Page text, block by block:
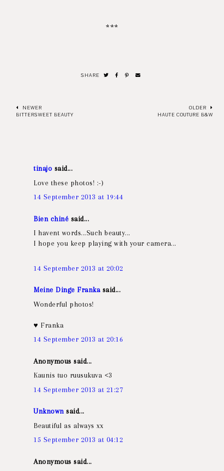
***
SHARE
NEWER
BITTERSWEET BEAUTY
OLDER
HAUTE COUTURE B&W
tinajo said...
Love these photos! :-)
14 September 2013 at 19:44
Bien chiné said...
I havent words...Such beauty...
I hope you keep playing with your camera...
14 September 2013 at 20:02
Meine Dinge Frankasaid...
Wonderful photos!
♥ Franka
14 September 2013 at 20:16
Anonymous said...
Kaunis tuo ruusukuva <3
14 September 2013 at 21:27
Unknownsaid...
Beautiful as always xx
15 September 2013 at 04:12
Anonymous said...